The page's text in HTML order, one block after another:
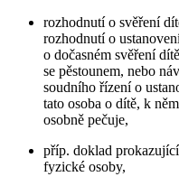
rozhodnutí o svěření
rozhodnutí o
o dočasném svěření
se pěstounem, nebo
soudního řízení o
tato osoba o dítě, k
osobně pečuje,
příp. doklad
fyzické osoby,